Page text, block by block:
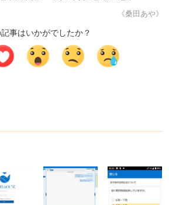
《桑田あや》
記事はいかがでしたか？